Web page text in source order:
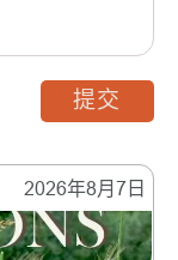
2026年8月7日
提交